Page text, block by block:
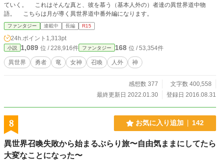
ていく。 これはそんな真と、彼を慕う（基本人外の）者達の異世界道中物
語。 こちらは月が導く異世界道中番外編になります。
ファンタジー 連載中 長編 R15
24h.ポイント 1,313pt
小説 1,089 位 / 228,916件 ファンタジー 168 位 / 53,354件
異世界 勇者 竜 女神 召喚 人外 神
感想数 377
文字数 400,558
最終更新日 2022.01.30
登録日 2016.08.31
8 お気に入り追加 142
異世界召喚失敗から始まるぶらり旅〜自由気ままにしてたら
大変なことになった〜